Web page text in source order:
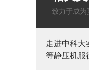
致力于成为
走进中科大
等静压机服